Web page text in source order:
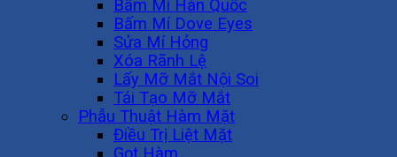
Bấm Mí Hàn Quốc
Bấm Mí Dove Eyes
Sửa Mí Hỏng
Xóa Rãnh Lệ
Lấy Mỡ Mắt Nội Soi
Tái Tạo Mỡ Mắt
Phẫu Thuật Hàm Mặt
Điều Trị Liệt Mặt